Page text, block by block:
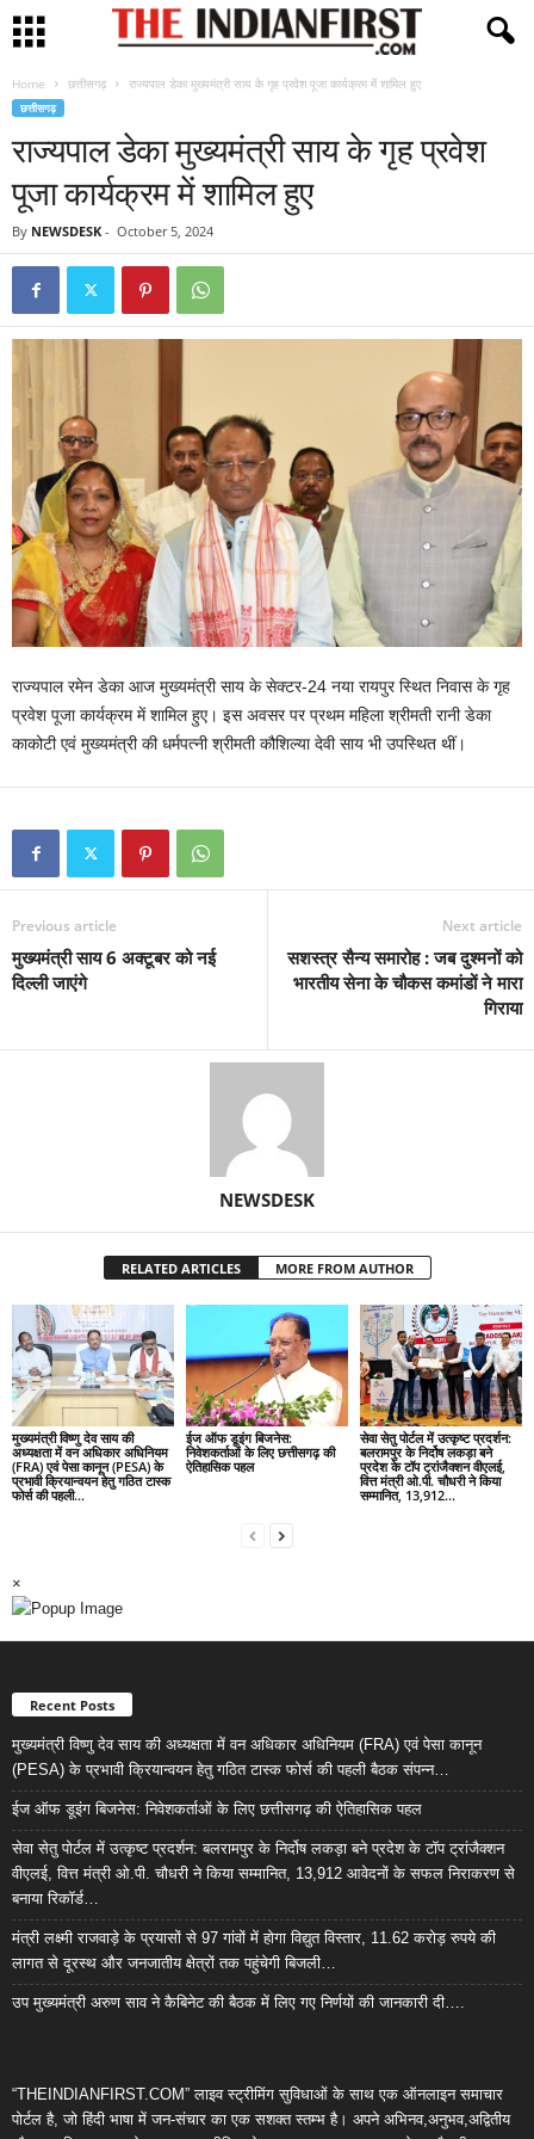
Home छत्तीसगढ़ राज्यपाल डेका मुख्यमंत्री साय के गृह प्रवेश पूजा कार्यक्रम में शामिल हुए
छत्तीसगढ़
राज्यपाल डेका मुख्यमंत्री साय के गृह प्रवेश
पूजा कार्यक्रम में शामिल हुए
By NEWSDESK - October 5, 2024
राज्यपाल रमेन डेका आज मुख्यमंत्री साय के सेक्टर-24 नया रायपुर स्थित निवास के गृह
प्रवेश पूजा कार्यक्रम में शामिल हुए। इस अवसर पर प्रथम महिला श्रीमती रानी डेका
काकोटी एवं मुख्यमंत्री की धर्मपत्नी श्रीमती कौशिल्या देवी साय भी उपस्थित थीं।
Previous article
मुख्यमंत्री साय 6 अक्टूबर को नई
दिल्ली जाएंगे
Next article
सशस्त्र सैन्य समारोह : जब दुश्मनों को
भारतीय सेना के चौकस कमांडों ने मारा
गिराया
NEWSDESK
RELATED ARTICLES MORE FROM AUTHOR
मुख्यमंत्री विष्णु देव साय की
अध्यक्षता में वन अधिकार अधिनियम
(FRA) एवं पेसा कानून (PESA) के
प्रभावी क्रियान्वयन हेतु गठित टास्क
फोर्स की पहली...
ईज ऑफ डूइंग बिजनेस:
निवेशकर्ताओं के लिए छत्तीसगढ़ की
ऐतिहासिक पहल
सेवा सेतु पोर्टल में उत्कृष्ट प्रदर्शन:
बलरामपुर के निर्दोष लकड़ा बने
प्रदेश के टॉप ट्रांजैक्शन वीएलई,
वित्त मंत्री ओ.पी. चौधरी ने किया
सम्मानित, 13,912...
×
Recent Posts
मुख्यमंत्री विष्णु देव साय की अध्यक्षता में वन अधिकार अधिनियम (FRA) एवं पेसा कानून
(PESA) के प्रभावी क्रियान्वयन हेतु गठित टास्क फोर्स की पहली बैठक संपन्न…
ईज ऑफ डूइंग बिजनेस: निवेशकर्ताओं के लिए छत्तीसगढ़ की ऐतिहासिक पहल
सेवा सेतु पोर्टल में उत्कृष्ट प्रदर्शन: बलरामपुर के निर्दोष लकड़ा बने प्रदेश के टॉप ट्रांजैक्शन
वीएलई, वित्त मंत्री ओ.पी. चौधरी ने किया सम्मानित, 13,912 आवेदनों के सफल निराकरण से
बनाया रिकॉर्ड…
मंत्री लक्ष्मी राजवाड़े के प्रयासों से 97 गांवों में होगा विद्युत विस्तार, 11.62 करोड़ रुपये की
लागत से दूरस्थ और जनजातीय क्षेत्रों तक पहुंचेगी बिजली…
उप मुख्यमंत्री अरुण साव ने कैबिनेट की बैठक में लिए गए निर्णयों की जानकारी दी….
“THEINDIANFIRST.COM” लाइव स्ट्रीमिंग सुविधाओं के साथ एक ऑनलाइन समाचार
पोर्टल है, जो हिंदी भाषा में जन-संचार का एक सशक्त स्तम्भ है। अपने अभिनव,अनुभव,अद्वितीय